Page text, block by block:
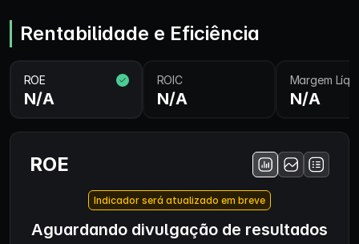
Rentabilidade e Eficiência
ROE
N/A
ROIC
N/A
Margem
N/A
ROE
Indicador será atualizado em breve
Aguardando divulgação de resultados